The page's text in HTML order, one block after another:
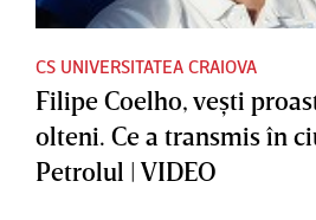
CS UNIVERSITATEA CRAIOVA
Filipe Coelho, veşti
olteni. Ce a transmis în
Petrolul | VIDEO